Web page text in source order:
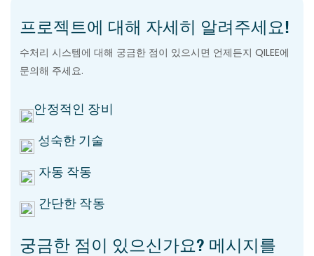
프로젝트에 대해 자세히 알려주세요!
수처리 시스템에 대해 궁금한 점이 있으시면 언제든지 QILEE에
문의해 주세요.
안정적인 장비
성숙한 기술
자동 작동
간단한 작동
궁금한 점이 있으신가요? 메시지를